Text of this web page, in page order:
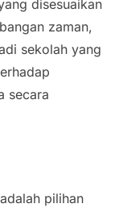
disesuaikan
zaman,
sekolah yang
secara
pilihan